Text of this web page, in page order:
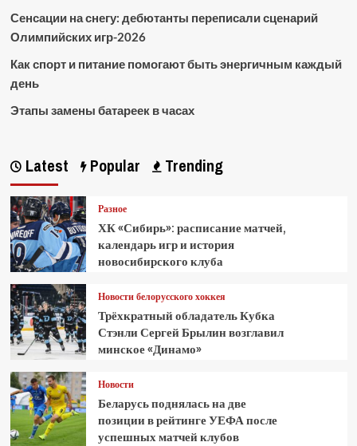
Сенсации на снегу: дебютанты переписали сценарий
Олимпийских игр-2026
Как спорт и питание помогают быть энергичным каждый
день
Этапы замены батареек в часах
Latest Popular Trending
Разное
ХК «Сибирь»: расписание матчей,
календарь игр и история
новосибирского клуба
Новости белорусского хоккея
Трёхкратный обладатель Кубка
Стэнли Сергей Брылин возглавил
минское «Динамо»
Новости
Беларусь поднялась на две
позиции в рейтинге УЕФА после
успешных матчей клубов